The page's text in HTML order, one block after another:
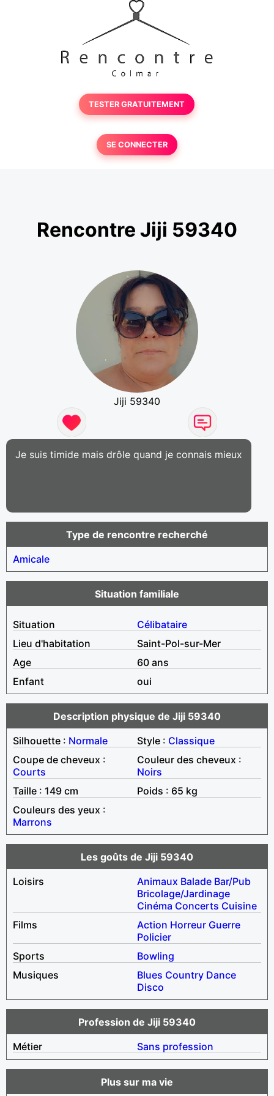
TESTER GRATUITEMENT
SE CONNECTER
Rencontre Jiji 59340
Jiji 59340
Je suis timide mais drôle quand je connais mieux
Type de rencontre recherché
Amicale
Situation familiale
Situation
Célibataire
Lieu d'habitation
Saint-Pol-sur-Mer
Age
60 ans
Enfant
oui
Description physique de Jiji 59340
Silhouette : Normale Style : Classique
Coupe de cheveux :
Courts
Couleur des cheveux :
Noirs
Taille : 149 cm
Poids : 65 kg
Couleurs des yeux :
Marrons
Les goûts de Jiji 59340
Loisirs
Animaux Balade Bar/Pub
Bricolage/Jardinage
Cinéma Concerts Cuisine
Films
Action Horreur Guerre
Policier
Sports
Bowling
Musiques
Blues Country Dance
Disco
Profession de Jiji 59340
Métier
Sans profession
Plus sur ma vie